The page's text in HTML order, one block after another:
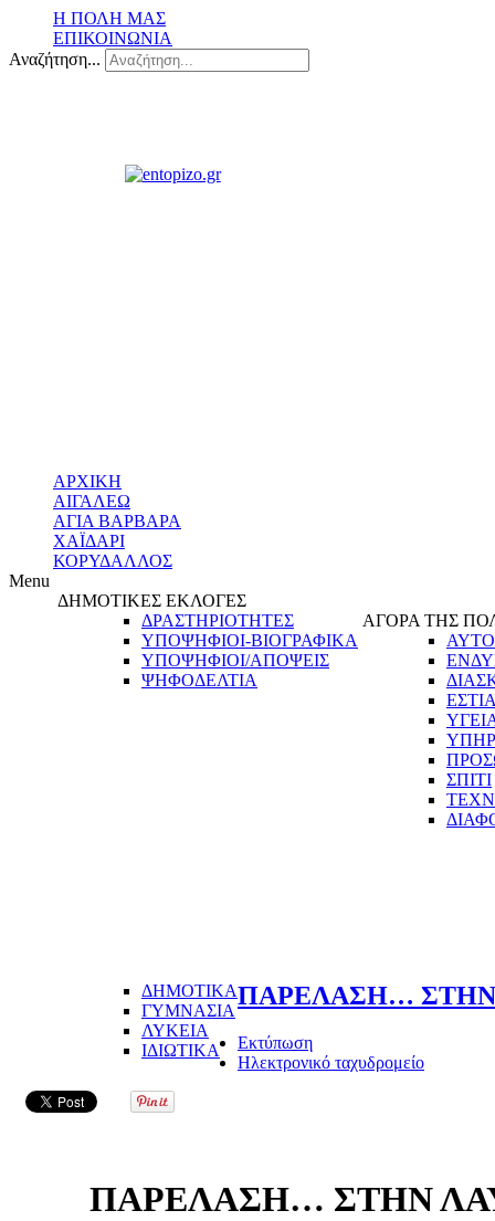
Η ΠΟΛΗ ΜΑΣ
ΕΠΙΚΟΙΝΩΝΙΑ
Αναζήτηση...
ΑΡΧΙΚΗ
ΑΙΓΑΛΕΩ
ΑΓΙΑ ΒΑΡΒΑΡΑ
ΧΑΪΔΑΡΙ
ΚΟΡΥΔΑΛΛΟΣ
Menu
ΔΗΜΟΤΙΚΕΣ ΕΚΛΟΓΕΣ
ΔΡΑΣΤΗΡΙΟΤΗΤΕΣ
ΥΠΟΨΗΦΙΟΙ-ΒΙΟΓΡΑΦΙΚΑ
ΥΠΟΨΗΦΙΟΙ/ΑΠΟΨΕΙΣ
ΨΗΦΟΔΕΛΤΙΑ
ΑΓΟΡΑ ΤΗΣ
ΣΠΙΤΙ
ΔΗΜΟΤΙΚΑ
ΓΥΜΝΑΣΙΑ
ΛΥΚΕΙΑ
ΙΔΙΩΤΙΚΑ
ΠΑΡΕΛΑΣΗ… ΣΤΗΝ
Εκτύπωση
Ηλεκτρονικό ταχυδρομείο
ΠΑΡΕΛΑΣΗ… ΣΤΗΝ